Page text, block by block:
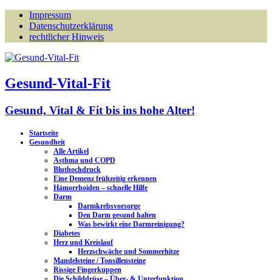
Impressum
Datenschutzerklärung
rechtlicher Hinweis
Gesund-Vital-Fit
Gesund, Vital & Fit bis ins hohe Alter!
Startseite
Gesundheit
Alle Artikel
Asthma und COPD
Bluthochdruck
Eine Demenz frühzeitig erkennen
Hämorrhoiden – schnelle Hilfe
Darm
Darmkrebsvorsorge
Den Darm gesund halten
Was bewirkt eine Darmreinigung?
Diabetes
Herz und Kreislauf
Herzschwäche und Sommerhitze
Mandelsteine / Tonsillensteine
Rissige Fingerkuppen